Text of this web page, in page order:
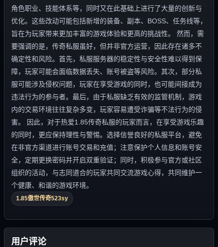
角色职业、技能体系等，同时又在此基础上进行了大量的创新与
优化。这些改动可能包括新增的装备、副本、BOSS、任务线等，
旨在为玩家带来更加丰富的游戏体验和更高的挑战性。 然而，需
要强调的是，传奇私服虽好，但并非官方运营，因此存在诸多不
确定性和风险。首先，私服服务器的稳定性与安全性难以得到保
障，玩家可能会面临数据丢失、账号被盗等风险。其次，部分私
服可能涉及侵权问题，玩家在享受游戏的同时，也可能间接成为
违法行为的参与者。最后，由于私服缺乏有效的监管机制，游戏
内的交易环境往往复杂多变，玩家容易遭受诈骗等不法行为的侵
害。 因此，对于热爱1.85传奇私服的玩家而言，在享受游戏乐趣
的同时，更应保持理性与警惕。选择信誉良好的私服平台，避免
在非官方渠道进行账号交易和充值；注意保护个人信息和账号安
全，定期更换密码并开启双重验证；同时，积极参与官方或社区
组织的活动，与志同道合的玩家共同交流游戏心得，共同维护一
个健康、和谐的游戏环境。
1.85傲世传奇523sy
用户评论